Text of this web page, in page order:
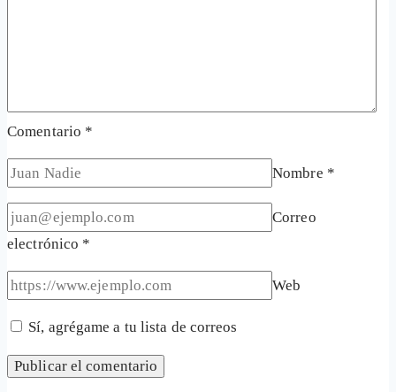
Comentario *
Nombre *
Correo
electrónico *
Web
Sí, agrégame a tu lista de correos